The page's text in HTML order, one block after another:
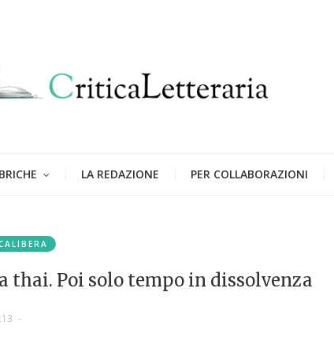
LA REDAZIONE PER COLLABORAZIONI
thai. Poi solo tempo in dissolvenza
-